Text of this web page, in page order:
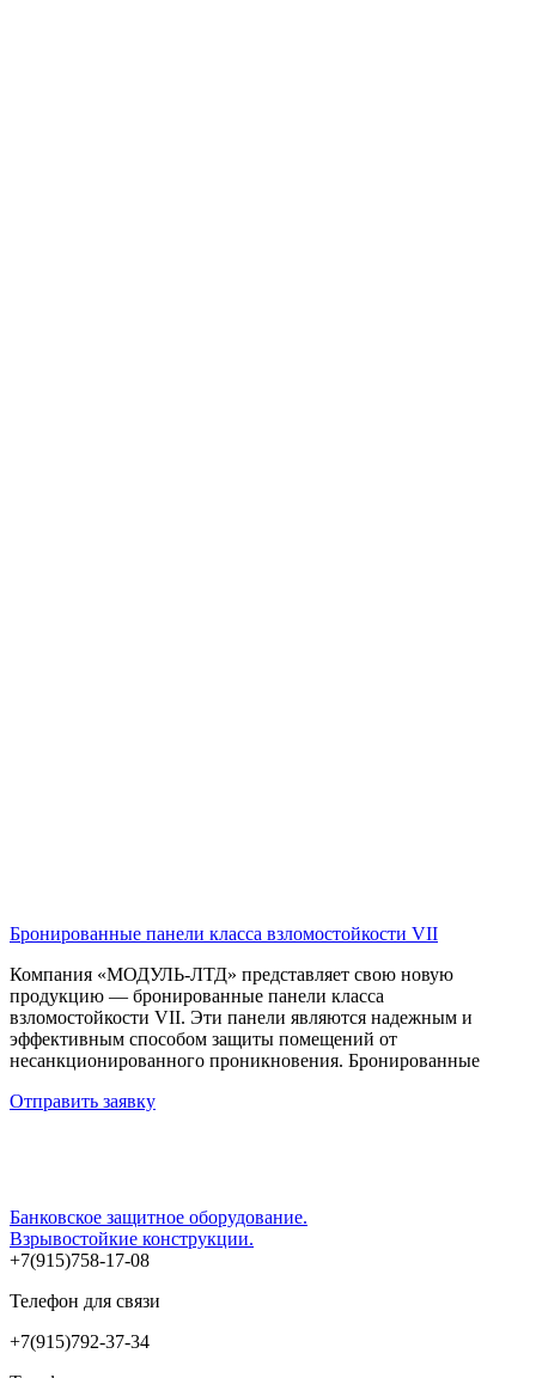
Бронированные панели класса взломостойкости VII
Компания «МОДУЛЬ-ЛТД» представляет свою новую
продукцию — бронированные панели класса
взломостойкости VII. Эти панели являются надежным и
эффективным способом защиты помещений от
несанкционированного проникновения. Бронированные
Отправить заявку
Банковское защитное оборудование.
Взрывостойкие конструкции.
+7(915)758-17-08
Телефон для связи
+7(915)792-37-34